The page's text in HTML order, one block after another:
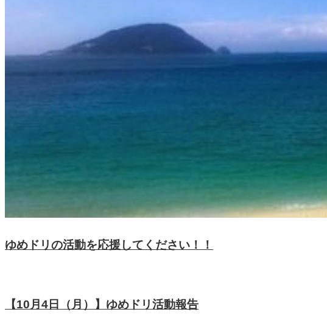
ゆめドリの活動を応援してください！！
【10月4日（月）】ゆめドリ活動報告